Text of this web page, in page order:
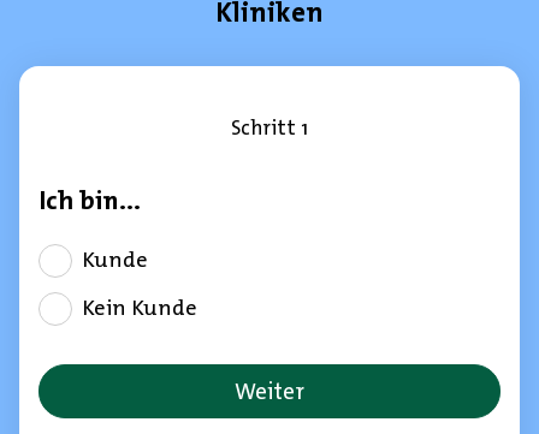
Kliniken
Schritt 1
Ich bin...
Kunde
Kein Kunde